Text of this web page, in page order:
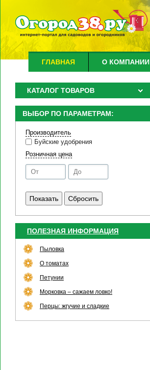
ГЛАВНАЯ О КОМПАНИИ
КАТАЛОГ ТОВАРОВ
ВЫБОР ПО ПАРАМЕТРАМ:
Производитель
Буйские удобрения
Розничная цена
ПОЛЕЗНАЯ ИНФОРМАЦИЯ
Пыловка
О томатах
Петунии
Морковка – сажаем ловко!
Перцы: жгучие и сладкие